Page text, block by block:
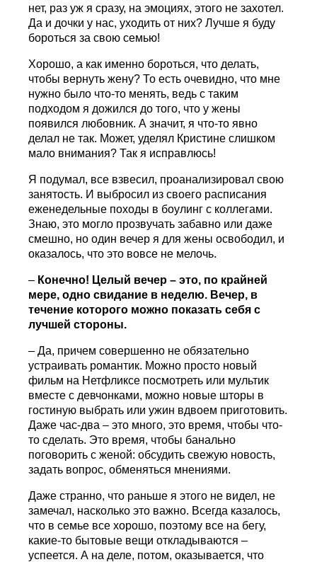
нет, раз уж я сразу, на эмоциях, этого не захотел.
Да и дочки у нас, уходить от них? Лучше я буду
бороться за свою семью!
Хорошо, а как именно бороться, что делать,
чтобы вернуть жену? То есть очевидно, что мне
нужно было что-то менять, ведь с таким
подходом я дожился до того, что у жены
появился любовник. А значит, я что-то явно
делал не так. Может, уделял Кристине слишком
мало внимания? Так я исправлюсь!
Я подумал, все взвесил, проанализировал свою
занятость. И выбросил из своего расписания
еженедельные походы в боулинг с коллегами.
Знаю, это могло прозвучать забавно или даже
смешно, но один вечер я для жены освободил, и
оказалось, что это вовсе не мелочь.
– Конечно! Целый вечер – это, по крайней
мере, одно свидание в неделю. Вечер, в
течение которого можно показать себя с
лучшей стороны.
– Да, причем совершенно не обязательно
устраивать романтик. Можно просто новый
фильм на Нетфликсе посмотреть или мультик
вместе с девчонками, можно новые шторы в
гостиную выбрать или ужин вдвоем приготовить.
Даже час-два – это много, это время, чтобы что-
то сделать. Это время, чтобы банально
поговорить с женой: обсудить свежую новость,
задать вопрос, обменяться мнениями.
Даже странно, что раньше я этого не видел, не
замечал, насколько это важно. Всегда казалось,
что в семье все хорошо, поэтому все на бегу,
какие-то бытовые вещи откладываются –
успеется. А на деле, потом, оказывается, что